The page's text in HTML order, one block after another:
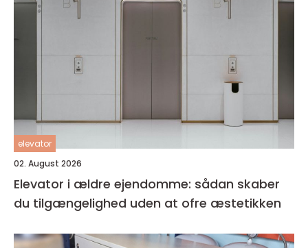
elevator
02. August 2026
Elevator i ældre ejendomme: sådan skaber
du tilgængelighed uden at ofre æstetikken